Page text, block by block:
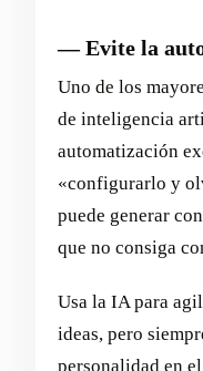
— Evite la
Uno de los
de inteligencia
automatización
«configurarlo y
puede generar
que no consiga
Usa la IA para
ideas, pero
personalidad en